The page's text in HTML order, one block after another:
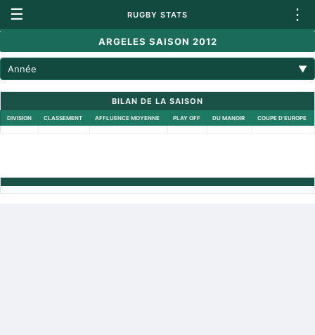
☰ RUGBY STATS ⋮
ARGELES SAISON 2012
Année ▼
BILAN DE LA SAISON
DIVISION CLASSEMENT AFFLUENCE MOYENNE PLAY OFF DU MANOIR COUPE D'EUROPE